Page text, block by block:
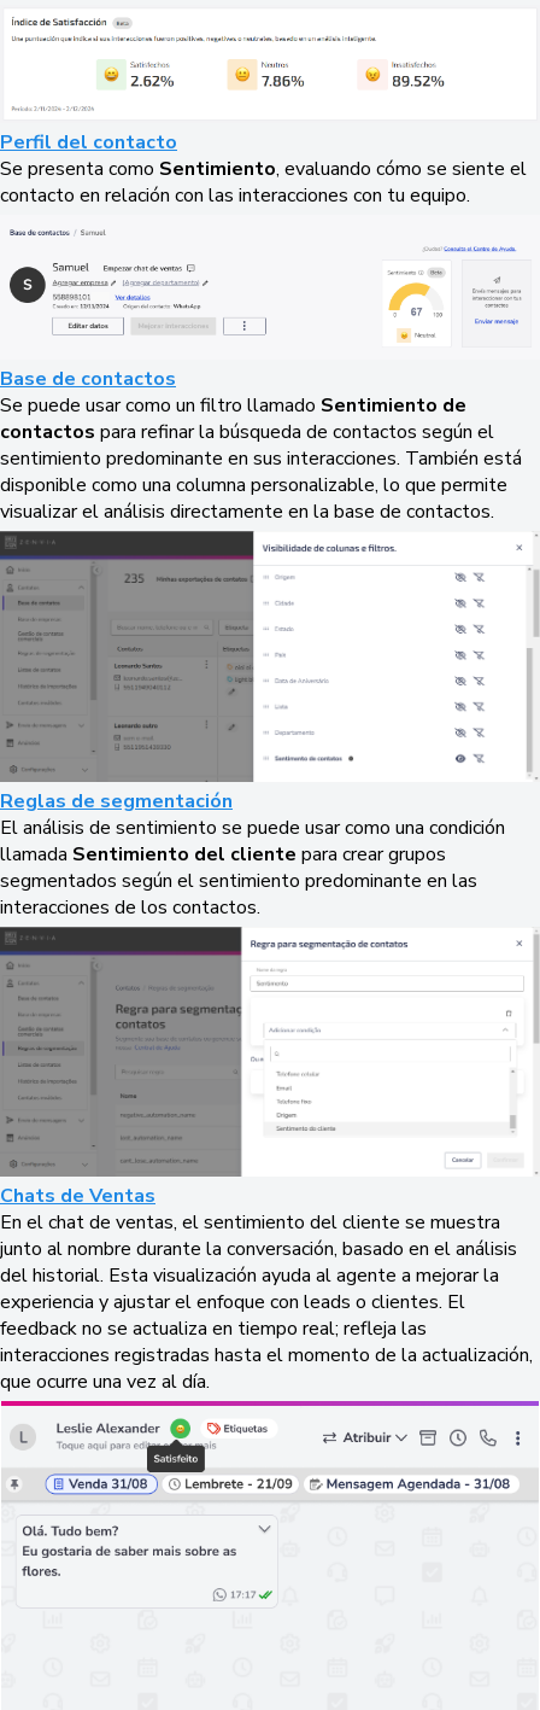
Perfil del contacto
Se presenta como Sentimiento, evaluando cómo se siente el
contacto en relación con las interacciones con tu equipo.
Base de contactos
Se puede usar como un filtro llamado Sentimiento de
contactos para refinar la búsqueda de contactos según el
sentimiento predominante en sus interacciones. También está
disponible como una columna personalizable, lo que permite
visualizar el análisis directamente en la base de contactos.
Reglas de segmentación
El análisis de sentimiento se puede usar como una condición
llamada Sentimiento del cliente para crear grupos
segmentados según el sentimiento predominante en las
interacciones de los contactos.
Chats de Ventas
En el chat de ventas, el sentimiento del cliente se muestra
junto al nombre durante la conversación, basado en el análisis
del historial. Esta visualización ayuda al agente a mejorar la
experiencia y ajustar el enfoque con leads o clientes. El
feedback no se actualiza en tiempo real; refleja las
interacciones registradas hasta el momento de la actualización,
que ocurre una vez al día.